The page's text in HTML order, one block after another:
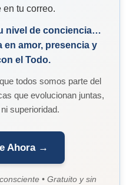
en tu correo.
nivel de conciencia…
en amor, presencia y
el Todo.
todos somos parte del
que evolucionan juntas,
superioridad.
Ahora →
• Gratuito y sin